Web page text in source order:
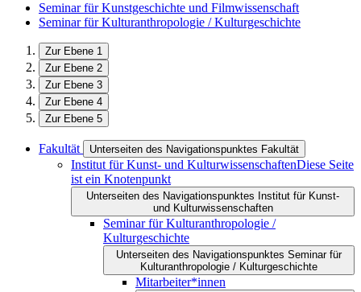
Seminar für Kunstgeschichte und Filmwissenschaft
Seminar für Kulturanthropologie / Kulturgeschichte
Zur Ebene 1
Zur Ebene 2
Zur Ebene 3
Zur Ebene 4
Zur Ebene 5
Fakultät Unterseiten des Navigationspunktes Fakultät
Institut für Kunst- und KulturwissenschaftenDiese Seite
ist ein Knotenpunkt
Unterseiten des Navigationspunktes Institut für Kunst-
und Kulturwissenschaften
Seminar für Kulturanthropologie /
Kulturgeschichte
Unterseiten des Navigationspunktes Seminar für
Kulturanthropologie / Kulturgeschichte
Mitarbeiter*innen